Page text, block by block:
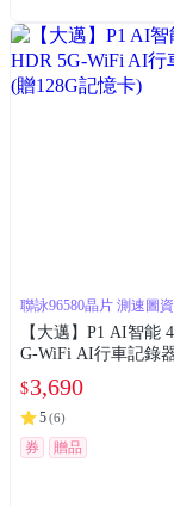
聯詠96580晶片 測速圖
【大邁】P1 AI智能
G-WiFi AI行車記錄器
$3,690
5(6)
券 贈品